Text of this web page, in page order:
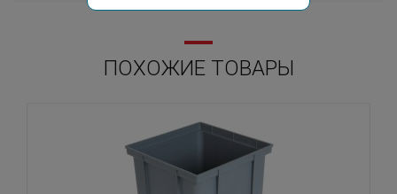
ПОХОЖИЕ ТОВАРЫ